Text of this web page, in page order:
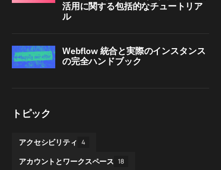
活用に関する包括的なチュートリア
ル
Webflow 統合と実際のインスタンス
の完全ハンドブック
トピック
アクセシビリティ 4
アカウントとワークスペース 18